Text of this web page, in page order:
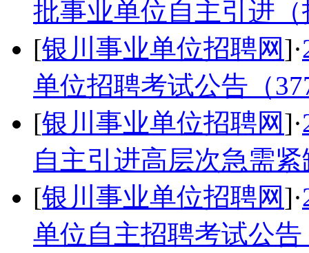
批事业单位自主引进
[银川事业单位招聘网]·
单位招聘考试公告（
[银川事业单位招聘网]·
自主引进高层次急需
[银川事业单位招聘网]·
单位自主招聘考试公告